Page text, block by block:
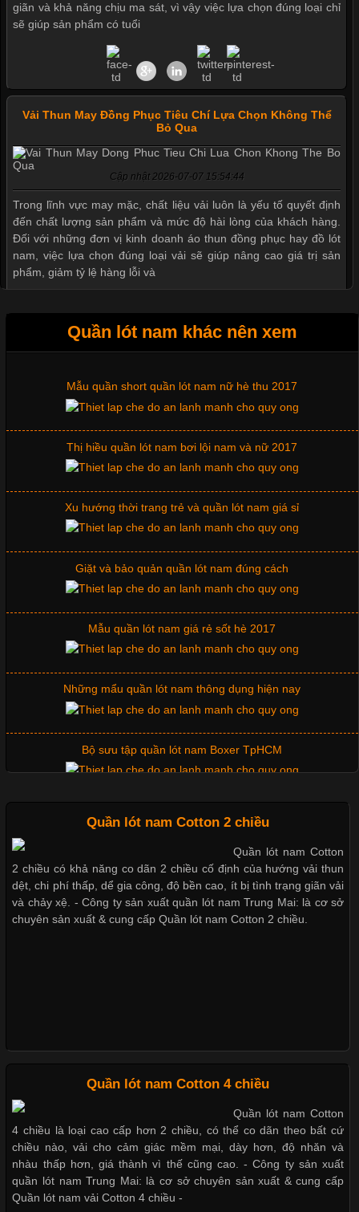
giãn và khả năng chịu ma sát, vì vậy việc lựa chọn đúng loại chỉ
sẽ giúp sản phẩm có tuổi
Vải Thun May Đồng Phục Tiêu Chí Lựa Chọn Không Thể
Bỏ Qua
Cập nhật 2026-07-07 15:54:44
Trong lĩnh vực may mặc, chất liệu vải luôn là yếu tố quyết định
đến chất lượng sản phẩm và mức độ hài lòng của khách hàng.
Đối với những đơn vị kinh doanh áo thun đồng phục hay đồ lót
nam, việc lựa chọn đúng loại vải sẽ giúp nâng cao giá trị sản
phẩm, giảm tỷ lệ hàng lỗi và
Áo thun là một trong những trang phục phổ biến nhất hiện nay
nhờ tính tiện dụng, dễ phối đồ và phù hợp với nhiều đối tượng.
quan trọng tạo nên phong cách riêng cho từng sản phẩm. Mỗi
loại cổ áo sẽ mang đến một vẻ đẹp khác
Những Mẫu Áo Thun Đồng Phục Công Ty Được Ưa
Chuộng Hiện Nay
Cập nhật 2026-06-01 14:23:34
Trong môi trường kinh doanh hiện đại, việc xây dựng hình ảnh
chuyên nghiệp đóng vai trò quan trọng đối với sự phát triển của
doanh nghiệp. Một trong những giải pháp hiệu quả được nhiều
đơn vị lựa chọn hiện nay là sử dụng áo thun đồng phục công ty.
Không chỉ giúp tạo sự đồng bộ, áo thun
Chất Liệu Lycra Có Gì Đặc Biệt Trong Ngành Thời Trang?
Cập nhật 2026-05-27 17:03:46
Vải Lycra Là Gì? Chất Liệu Co Giãn Được Ưa Chuộng Trong
Chất Liệu Bamboo Xu Hướng Mới Trong Ngành Thời Trang
Cập nhật 2026-05-21 14:59:25
Trong những năm gần đây, vải Bamboo đang trở thành một
trong những chất liệu được yêu thích trong ngành thời trang
nhờ đặc tính mềm mại, thoáng khí và thân thiện với môi trường.
Không chỉ được ứng dụng trong quần áo thường ngày, loại vải
Quần lót nam khác nên xem
Mẫu quần short quần lót nam nữ hè thu 2017
Thị hiều quần lót nam bơi lội nam và nữ 2017
Xu hướng thời trang trẻ và quần lót nam giá sỉ
Giặt và bảo quản quần lót nam đúng cách
Mẫu quần lót nam giá rẻ sốt hè 2017
Những mẩu quần lót nam thông dụng hiện nay
Bộ sưu tập quần lót nam Boxer TpHCM
Nguyên bộ quần lót nam Boxer thun lạnh giá rẻ
Quần lót nam Cotton 2 chiều
Quần lót nam Cotton
2 chiều có khả năng co dãn 2 chiều cố định của hướng vải thun
dệt, chi phí thấp, dể gia công, độ bền cao, ít bị tình trạng giãn vải
và chảy xệ. - Công ty sản xuất quần lót nam Trung Mai: là cơ sở
chuyên sản xuất & cung cấp Quần lót nam Cotton 2 chiều.
Quần lót nam Cotton 4 chiều
Quần lót nam Cotton
4 chiều là loại cao cấp hơn 2 chiều, có thể co dãn theo bất cứ
chiều nào, vải cho cảm giác mềm mại, dày hơn, độ nhăn và
nhàu thấp hơn, giá thành vì thế cũng cao. - Công ty sản xuất
quần lót nam Trung Mai: là cơ sở chuyên sản xuất & cung cấp
Quần lót nam vải Cotton 4 chiều -